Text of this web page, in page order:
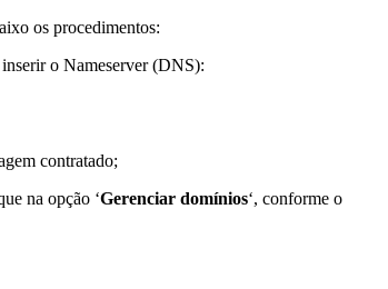
os procedimentos:
o Nameserver (DNS):
contratado;
na opção ‘Gerenciar domínios‘, conforme o